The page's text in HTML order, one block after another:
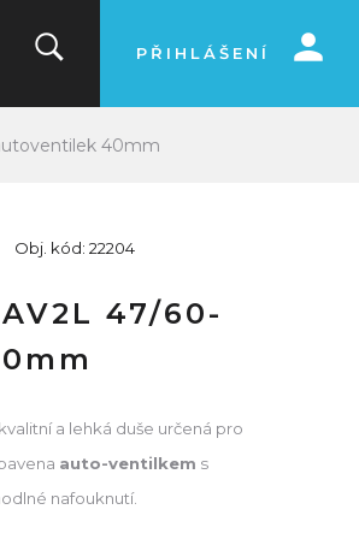
PŘIHLÁŠENÍ
40mm
Obj. kód: 22204
47/60-
a lehká duše určená pro
auto-ventilkem s
nafouknutí.